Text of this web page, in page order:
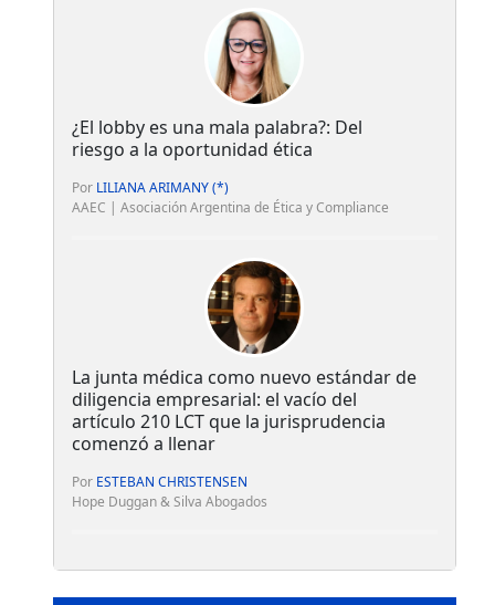
¿El lobby es una mala palabra?: Del
riesgo a la oportunidad ética
Por LILIANA ARIMANY (*)
AAEC | Asociación Argentina de Ética y Compliance
La junta médica como nuevo estándar de
diligencia empresarial: el vacío del
artículo 210 LCT que la jurisprudencia
comenzó a llenar
Por ESTEBAN CHRISTENSEN
Hope Duggan & Silva Abogados